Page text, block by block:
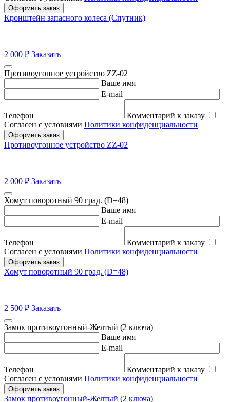
Оформить заказ
Кронштейн запасного колеса (Спутник)
2 000 ₽ Заказать
Противоугонное устройство ZZ-02
Ваше имя
E-mail
Телефон
Комментарий к заказу
Согласен с условиями Политики конфиденциальности
Оформить заказ
Противоугонное устройство ZZ-02
2 000 ₽ Заказать
Хомут поворотный 90 град. (D=48)
Ваше имя
E-mail
Телефон
Комментарий к заказу
Согласен с условиями Политики конфиденциальности
Оформить заказ
Хомут поворотный 90 град. (D=48)
2 500 ₽ Заказать
Замок противоугонный-Желтый (2 ключа)
Ваше имя
E-mail
Телефон
Комментарий к заказу
Согласен с условиями Политики конфиденциальности
Оформить заказ
Замок противоугонный-Желтый (2 ключа)